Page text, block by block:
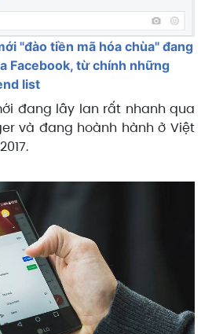
"đào tiền mã hóa chùa" đang
Facebook, từ chính những
list
đang lây lan rất nhanh qua
và đang hoành hành ở Việt